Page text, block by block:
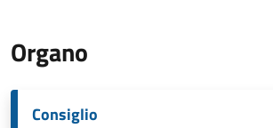
Organo
Consiglio